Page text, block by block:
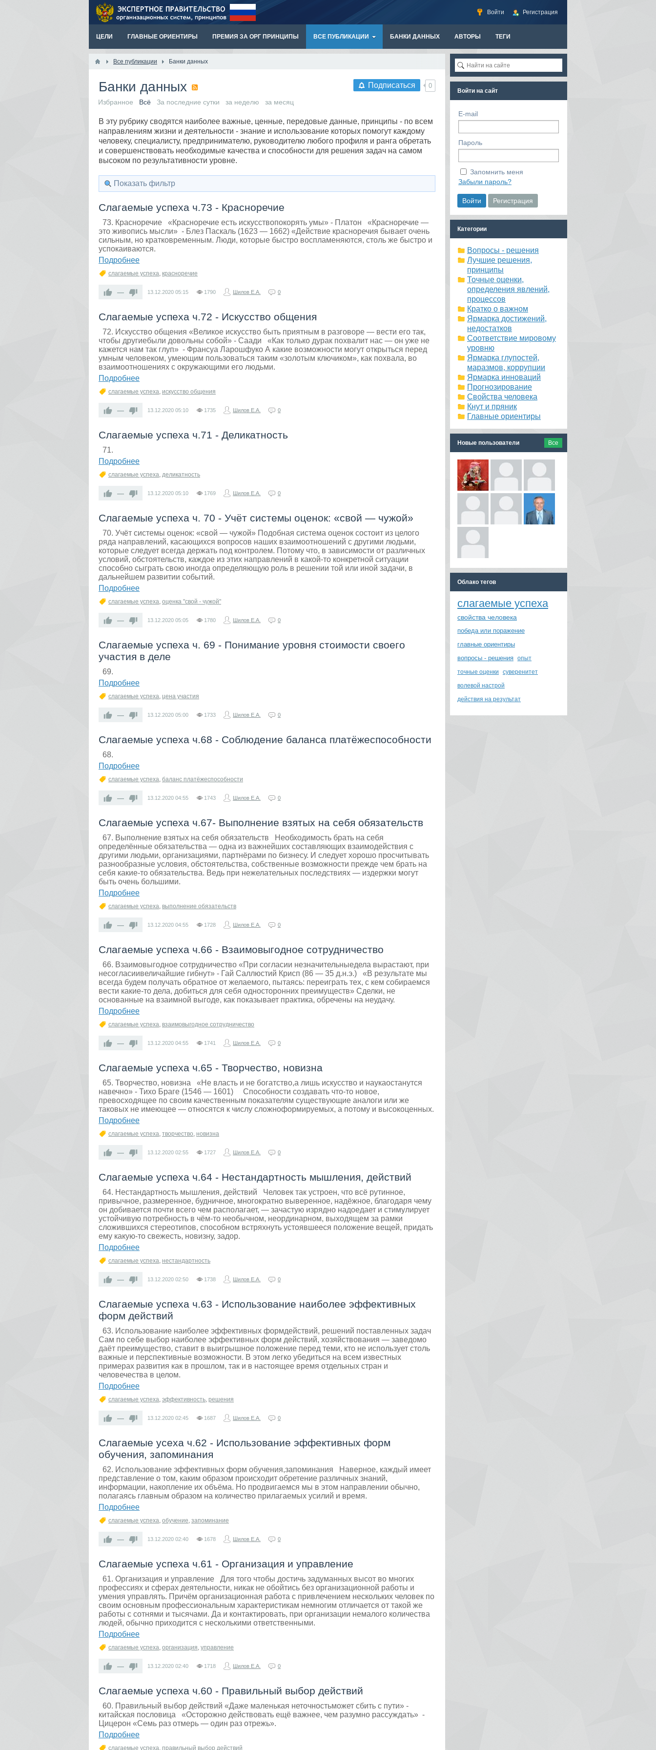
Войти Регистрация
ЦЕЛИ ГЛАВНЫЕ ОРИЕНТИРЫ ПРЕМИЯ ЗА ОРГ ПРИНЦИПЫ ВСЕ ПУБЛИКАЦИИ БАНКИ ДАННЫХ АВТОРЫ ТЕГИ
Все публикации Банки данных
Подписаться 0
Банки данных
Избранное Всё За последние сутки за неделю за месяц
В эту рубрику сводятся наиболее важные, ценные, передовые данные, принципы - по всем
направлениям жизни и деятельности - знание и использование которых помогут каждому
человеку, специалисту, предпринимателю, руководителю любого профиля и ранга обретать
и совершенствовать необходимые качества и способности для решения задач на самом
высоком по результативности уровне.
Показать фильтр
Слагаемые успеха ч.73 - Красноречие
73. Красноречие «Красноречие есть искусствопокорять умы» - Платон «Красноречие —
это живопись мысли» - Блез Паскаль (1623 — 1662) «Действие красноречия бывает очень
сильным, но кратковременным. Люди, которые быстро воспламеняются, столь же быстро и
успокаиваются.
Подробнее
слагаемые успеха, красноречие
— 13.12.2020 05:15 1790 Шилов Е.А. 0
Слагаемые успеха ч.72 - Искусство общения
72. Искусство общения «Великое искусство быть приятным в разговоре — вести его так,
чтобы другиебыли довольны собой» - Саади «Как только дурак похвалит нас — он уже не
кажется нам так глуп» - Франсуа Ларошфуко А какие возможности могут открыться перед
умным человеком, умеющим пользоваться таким «золотым ключиком», как похвала, во
взаимоотношениях с окружающими его людьми.
Подробнее
слагаемые успеха, искусство общения
— 13.12.2020 05:10 1735 Шилов Е.А. 0
Слагаемые успеха ч.71 - Деликатность
71.
Подробнее
слагаемые успеха, деликатность
— 13.12.2020 05:10 1769 Шилов Е.А. 0
Слагаемые успеха ч. 70 - Учёт системы оценок: «свой — чужой»
70. Учёт системы оценок: «свой — чужой» Подобная система оценок состоит из целого
ряда направлений, касающихся вопросов наших взаимоотношений с другими людьми,
которые следует всегда держать под контролем. Потому что, в зависимости от различных
условий, обстоятельств, каждое из этих направлений в какой-то конкретной ситуации
способно сыграть свою иногда определяющую роль в решении той или иной задачи, в
дальнейшем развитии событий.
Подробнее
слагаемые успеха, оценка "свой - чужой"
— 13.12.2020 05:05 1780 Шилов Е.А. 0
Слагаемые успеха ч. 69 - Понимание уровня стоимости своего
участия в деле
69.
Подробнее
слагаемые успеха, цена участия
— 13.12.2020 05:00 1733 Шилов Е.А. 0
Слагаемые успеха ч.68 - Соблюдение баланса платёжеспособности
68.
Подробнее
слагаемые успеха, баланс платёжеспособности
— 13.12.2020 04:55 1743 Шилов Е.А. 0
Слагаемые успеха ч.67- Выполнение взятых на себя обязательств
67. Выполнение взятых на себя обязательств Необходимость брать на себя
определённые обязательства — одна из важнейших составляющих взаимодействия с
другими людьми, организациями, партнёрами по бизнесу. И следует хорошо просчитывать
разнообразные условия, обстоятельства, собственные возможности прежде чем брать на
себя какие-то обязательства. Ведь при нежелательных последствиях — издержки могут
быть очень большими.
Подробнее
слагаемые успеха, выполнение обязательств
— 13.12.2020 04:55 1728 Шилов Е.А. 0
Слагаемые успеха ч.66 - Взаимовыгодное сотрудничество
66. Взаимовыгодное сотрудничество «При согласии незначительныедела вырастают, при
несогласиивеличайшие гибнут» - Гай Саллюстий Крисп (86 — 35 д.н.э.) «В результате мы
всегда будем получать обратное от желаемого, пытаясь: переиграть тех, с кем собираемся
вести какие-то дела, добиться для себя односторонних преимуществ» Сделки, не
основанные на взаимной выгоде, как показывает практика, обречены на неудачу.
Подробнее
слагаемые успеха, взаимовыгодное сотрудничество
— 13.12.2020 04:55 1741 Шилов Е.А. 0
Слагаемые успеха ч.65 - Творчество, новизна
65. Творчество, новизна «Не власть и не богатство,а лишь искусство и наукаостанутся
навечно» - Тихо Браге (1546 — 1601) Способности создавать что-то новое,
превосходящее по своим качественным показателям существующие аналоги или же
таковых не имеющее — относятся к числу сложноформируемых, а потому и высокоценных.
Подробнее
слагаемые успеха, творчество, новизна
— 13.12.2020 02:55 1727 Шилов Е.А. 0
Слагаемые успеха ч.64 - Нестандартность мышления, действий
64. Нестандартность мышления, действий Человек так устроен, что всё рутинное,
привычное, размеренное, будничное, многократно выверенное, надёжное, благодаря чему
он добивается почти всего чем располагает, — зачастую изрядно надоедает и стимулирует
устойчивую потребность в чём-то необычном, неординарном, выходящем за рамки
сложившихся стереотипов, способном встряхнуть устоявшееся положение вещей, придать
ему какую-то свежесть, новизну, задор.
Подробнее
слагаемые успеха, нестандартность
— 13.12.2020 02:50 1738 Шилов Е.А. 0
Слагаемые успеха ч.63 - Использование наиболее эффективных
форм действий
63. Использование наиболее эффективных формдействий, решений поставленных задач
Сам по себе выбор наиболее эффективных форм действий, хозяйствования — заведомо
даёт преимущество, ставит в выигрышное положение перед теми, кто не использует столь
важные и перспективные возможности. В этом легко убедиться на всем известных
примерах развития как в прошлом, так и в настоящее время отдельных стран и
человечества в целом.
Подробнее
слагаемые успеха, эффективность, решения
— 13.12.2020 02:45 1687 Шилов Е.А. 0
Слагаемые усеха ч.62 - Использование эффективных форм
обучения, запоминания
62. Использование эффективных форм обучения,запоминания Наверное, каждый имеет
представление о том, каким образом происходит обретение различных знаний,
информации, накопление их объёма. Но продвигаемся мы в этом направлении обычно,
полагаясь главным образом на количество прилагаемых усилий и время.
Подробнее
слагаемые успеха, обучение, запоминание
— 13.12.2020 02:40 1678 Шилов Е.А. 0
Слагаемые успеха ч.61 - Организация и управление
61. Организация и управление Для того чтобы достичь задуманных высот во многих
профессиях и сферах деятельности, никак не обойтись без организационной работы и
умения управлять. Причём организационная работа с привлечением нескольких человек по
своим основным профессиональным характеристикам немногим отличается от такой же
работы с сотнями и тысячами. Да и контактировать, при организации немалого количества
людей, обычно приходится с несколькими ответственными.
Подробнее
слагаемые успеха, организация, управление
— 13.12.2020 02:40 1718 Шилов Е.А. 0
Слагаемые успеха ч.60 - Правильный выбор действий
60. Правильный выбор действий «Даже маленькая неточностьможет сбить с пути» -
китайская пословица «Осторожно действовать ещё важнее, чем разумно рассуждать» -
Цицерон «Семь раз отмерь — один раз отрежь».
Подробнее
слагаемые успеха, правильный выбор действий
Войти на сайт
E-mail
Пароль
Запомнить меня
Забыли пароль?
Категории
Вопросы - решения
Лучшие решения,
принципы
Точные оценки,
определения явлений,
процессов
Кратко о важном
Ярмарка достижений,
недостатков
Соответствие мировому
уровню
Ярмарка глупостей,
маразмов, коррупции
Ярмарка инноваций
Прогнозирование
Свойства человека
Кнут и пряник
Главные ориентиры
Новые пользователи Все
Облако тегов
слагаемые успеха
свойства человека
победа или поражение
главные ориентиры
вопросы - решения опыт
точные оценки
суверенитет
волевой настрой
действия на результат